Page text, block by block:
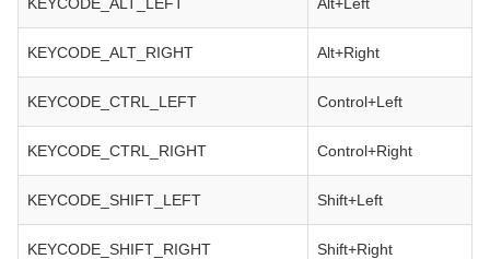
KEYCODE_ALT_RIGHT Alt+Right
KEYCODE_CTRL_LEFT Control+Left
KEYCODE_CTRL_RIGHT Control+Right
KEYCODE_SHIFT_LEFT Shift+Left
KEYCODE_SHIFT_RIGHT Shift+Right